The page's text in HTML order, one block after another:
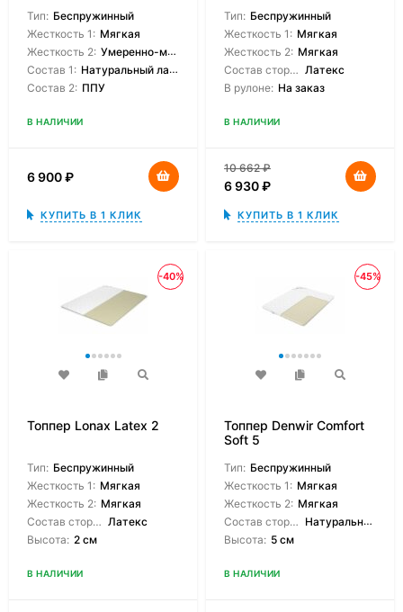
Тип: Беспружинный
Жесткость 1: Мягкая
Жесткость 2: Умеренно-мягкая
Состав 1: Натуральный латекс
Состав 2: ППУ
В НАЛИЧИИ
6 900₽
КУПИТЬ В 1 КЛИК
Тип: Беспружинный
Жесткость 1: Мягкая
Жесткость 2: Мягкая
Состав сторон: Латекс
В рулоне: На заказ
В НАЛИЧИИ
10 662₽
6 930₽
КУПИТЬ В 1 КЛИК
-40%
Топпер Lonax Latex 2
Тип: Беспружинный
Жесткость 1: Мягкая
Жесткость 2: Мягкая
Состав сторон: Латекс
Высота: 2 см
В НАЛИЧИИ
-45%
Топпер Denwir Comfort
Soft 5
Тип: Беспружинный
Жесткость 1: Мягкая
Жесткость 2: Мягкая
Состав сторон: Натуральный латекс
Высота: 5 см
В НАЛИЧИИ